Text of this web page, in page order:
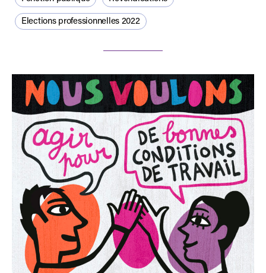
Elections professionnelles 2022